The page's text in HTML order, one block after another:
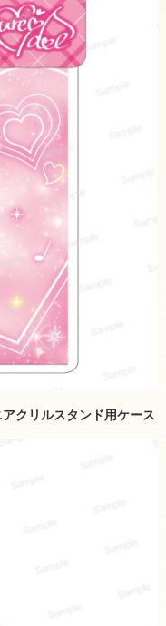
クリルスタンド用ケース